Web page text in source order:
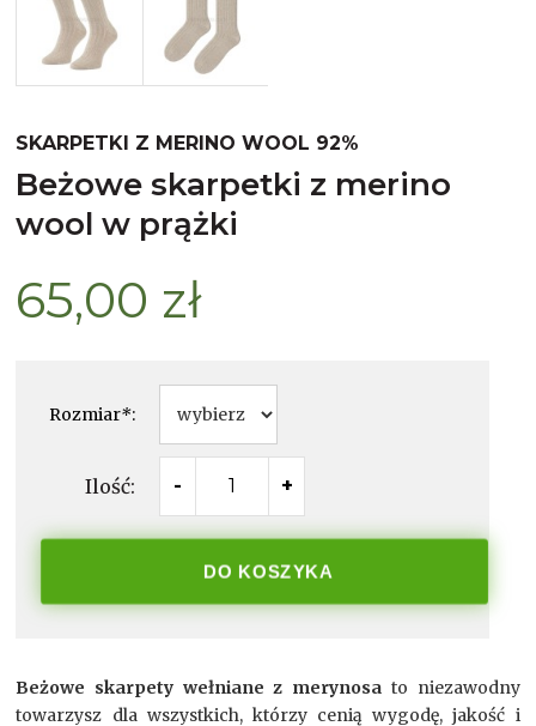
SKARPETKI Z MERINO WOOL 92%
beżowe skarpetki z merino
wool w prążki
65,00 zł
Rozmiar*:
Ilość: - +
DO KOSZYKA
Beżowe skarpety wełniane z merynosa to niezawodny
towarzysz dla wszystkich, którzy cenią wygodę, jakość i
Bawełna merceryzowana